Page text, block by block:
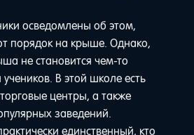
осведомлены об этом,
порядок на крыше. Однако,
не становится чем-то
В этой школе есть
центры, а также
заведений.
единственный, кто